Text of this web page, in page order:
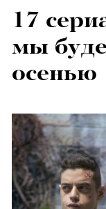
17
мы
осенью